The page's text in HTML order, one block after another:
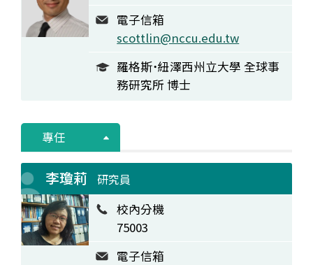
電子信箱
scottlin@nccu.edu.tw
羅格斯˙紐澤西州立大學 全球事
務研究所 博士
專任
李瓊莉 研究員
校內分機
75003
電子信箱